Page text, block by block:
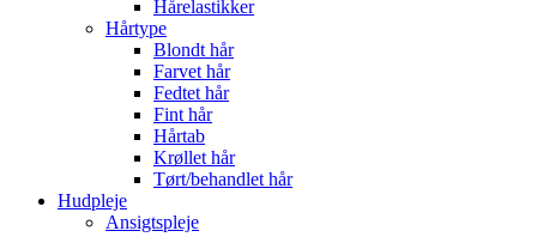
Hårelastikker
Hårtype
Blondt hår
Farvet hår
Fedtet hår
Fint hår
Hårtab
Krøllet hår
Tørt/behandlet hår
Hudpleje
Ansigtspleje